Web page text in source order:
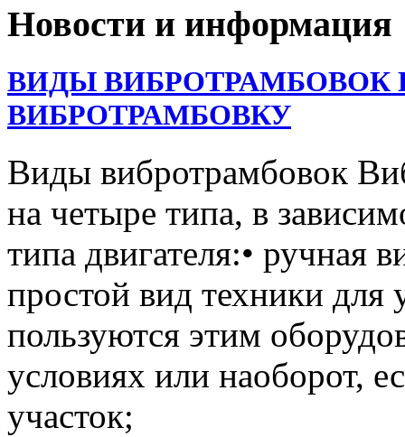
Новости и информация
ВИДЫ ВИБРОТРАМБОВОК
ВИБРОТРАМБОВКУ
Виды вибротрамбовок
на четыре типа, в
типа двигателя:• ручная
простой вид техники для
пользуются этим
условиях или наоборот,
участок;